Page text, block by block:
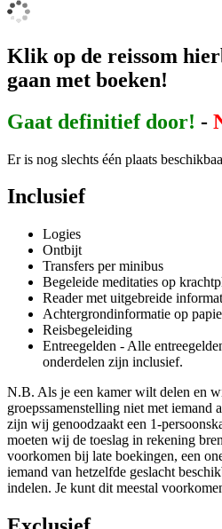
Klik op de reissom
gaan met boeken!
Gaat definitief door! -
Er is nog slechts één plaats
Inclusief
Logies
Ontbijt
Transfers per minibus
Begeleide meditaties op
Reader met uitgebreide
Achtergrondinformatie op
Reisbegeleiding
Entreegelden - Alle
onderdelen zijn inclusief.
N.B. Als je een kamer wilt delen en
groepssamenstelling niet met iemand
zijn wij genoodzaakt een 1-
moeten wij de toeslag in rekening
voorkomen bij late boekingen, een
iemand van hetzelfde geslacht
indelen. Je kunt dit meestal